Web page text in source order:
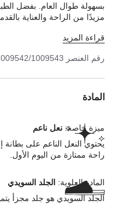
بسهولة طوال العام. بفضل
مزيدًا من الراحة والعناية
بالقدم ليمنحها شعورًا بالراحة
قراءة المزيد
رقم العنصر 1009543
المادة
ميزة خاصة: نعل ناعم
يحتوي النعل الناعم على
راحة ممتازة من اليوم الأول.
المادة العلوية: الجلد السويدي
الجلد السويدي هو جلد مجزأ